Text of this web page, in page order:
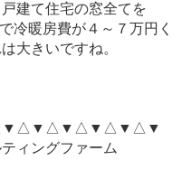
建て住宅の窓全てを
冷暖房費が４～７万円く
大きいですね。
ィングファーム